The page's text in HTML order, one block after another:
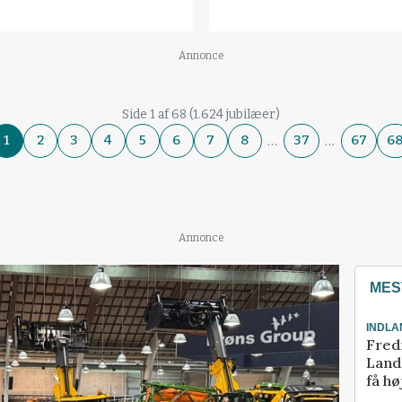
Annonce
Side 1 af 68 (1.624 jubilæer)
1 2 3 4 5 6 7 8 … 37 … 67
Annonce
få